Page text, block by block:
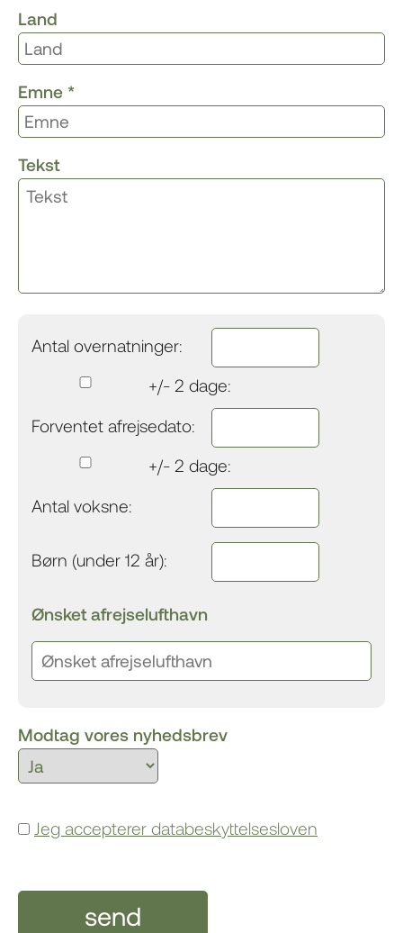
Land
Emne *
Tekst
Antal overnatninger:
+/- 2 dage:
Forventet afrejsedato:
+/- 2 dage:
Antal voksne:
Børn (under 12 år):
Ønsket afrejselufthavn
Modtag vores nyhedsbrev
Jeg accepterer databeskyttelsesloven